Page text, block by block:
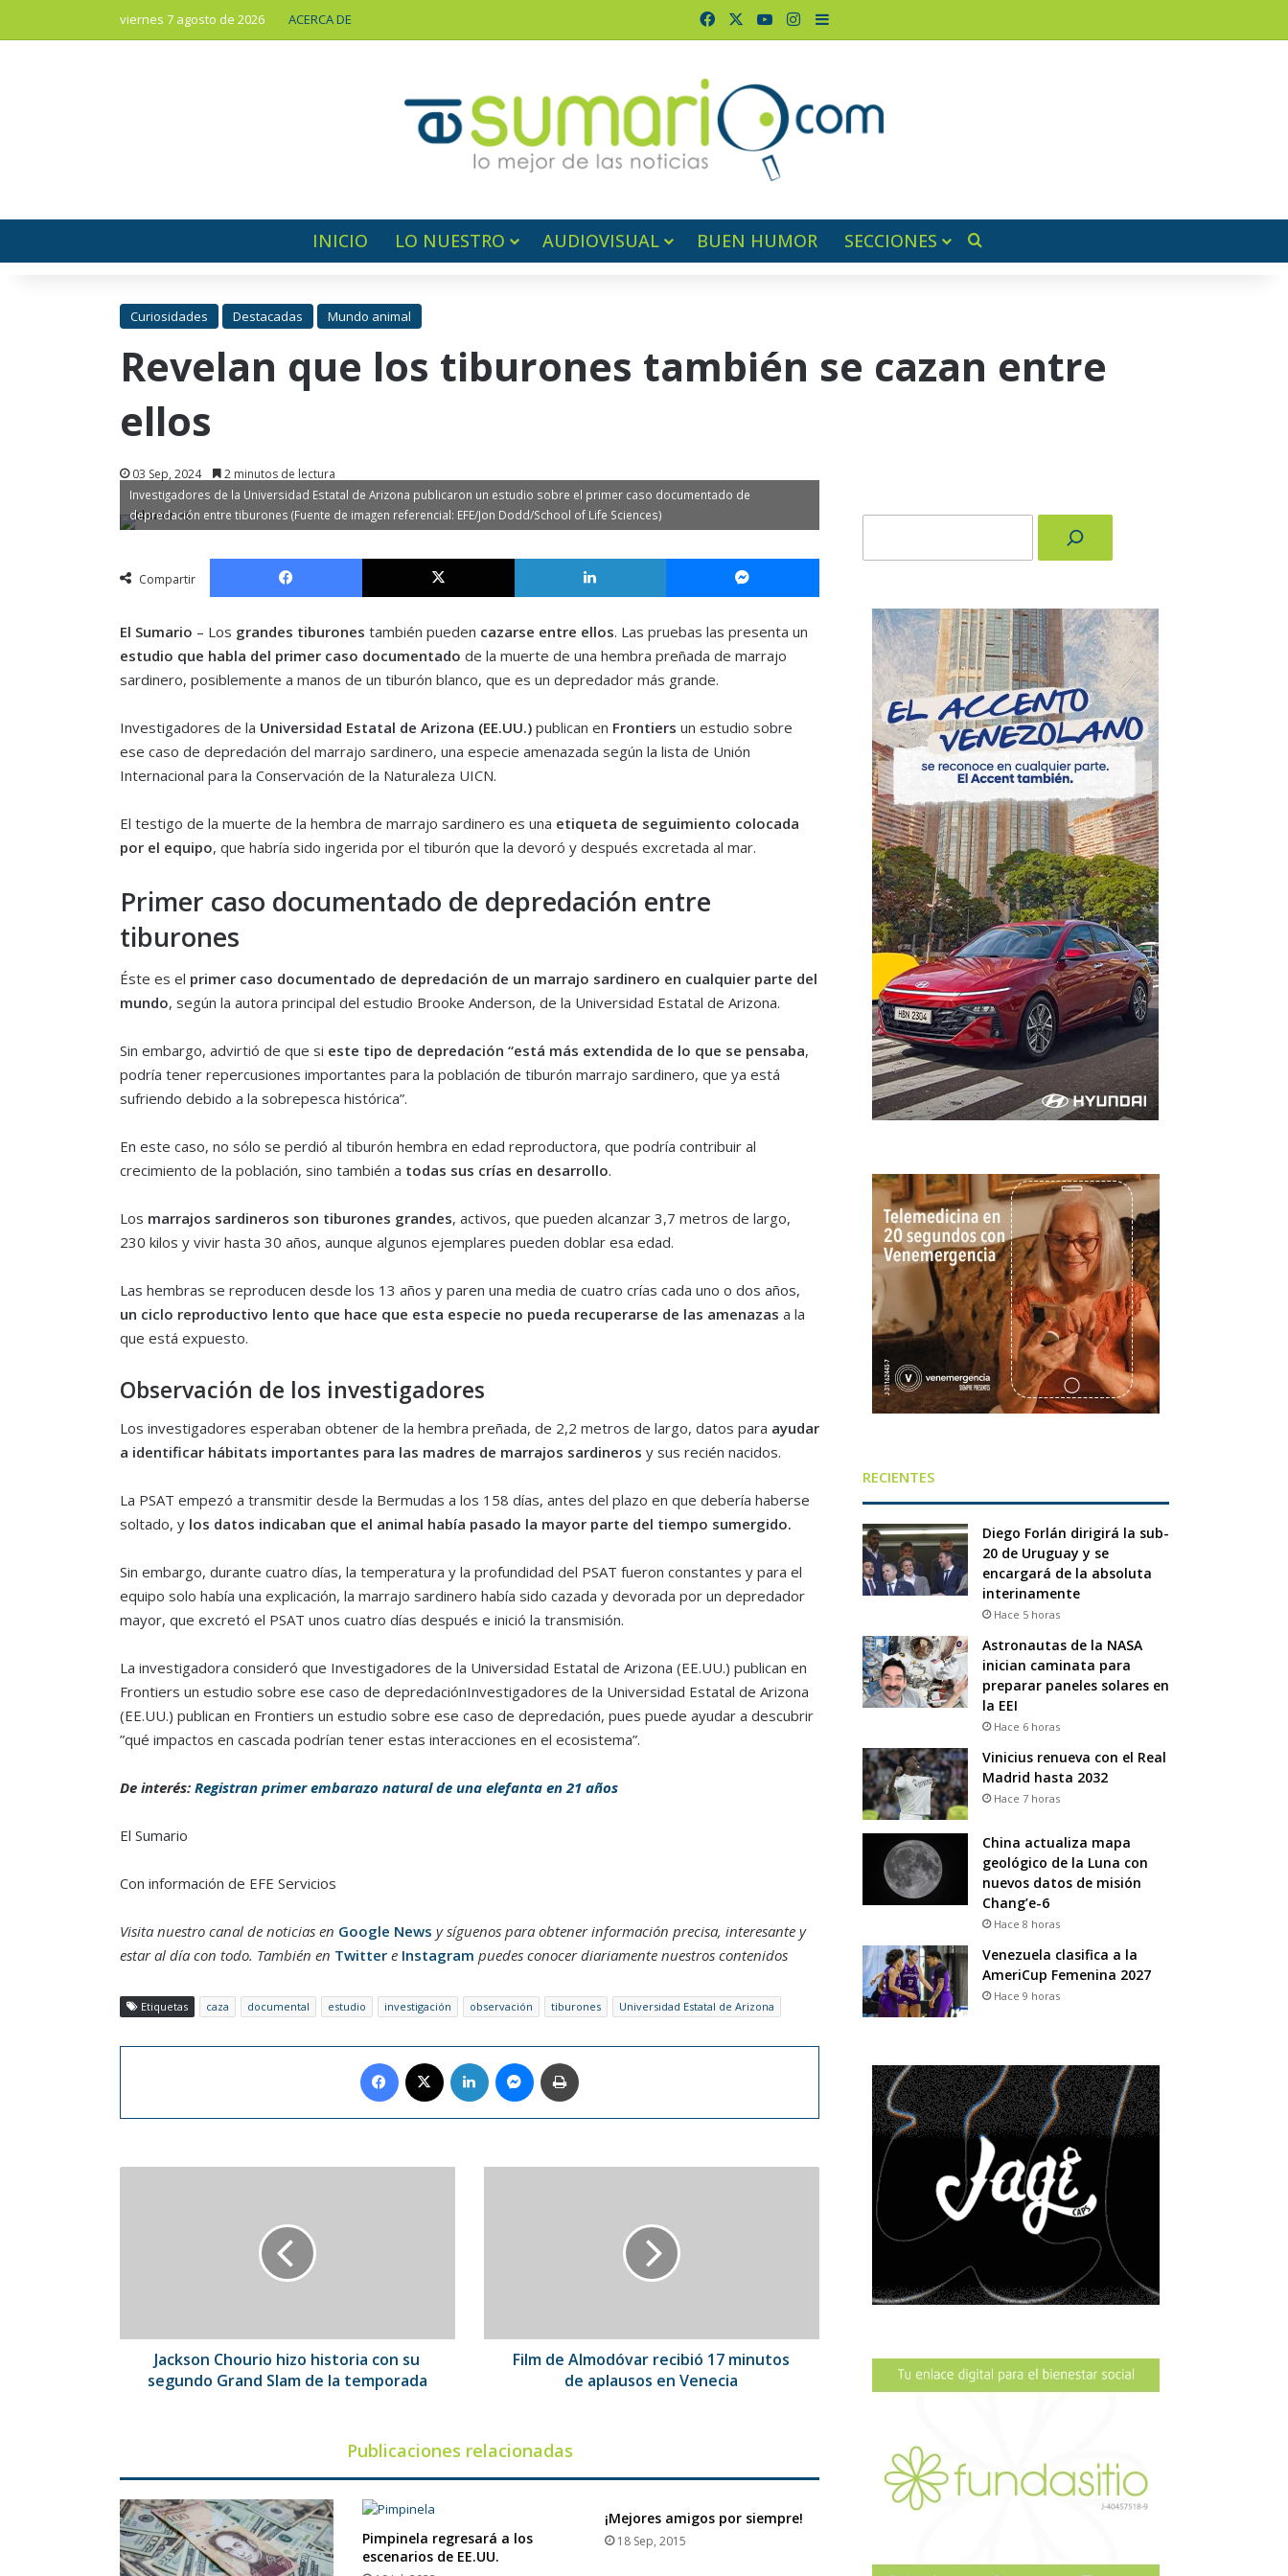
viernes 7 agosto de 2026 ACERCA DE FacebookYouTubeInstagram
Barra lateral
INICIO LO NUESTRO AUDIOVISUAL BUEN HUMOR SECCIONES
Curiosidades Destacadas Mundo animal
Revelan que los tiburones también se cazan entre
ellos
03 Sep, 2024 2 minutos de lectura
Investigadores de la Universidad Estatal de Arizona publicaron un estudio sobre el primer caso documentado de
depredación entre tiburones (Fuente de imagen referencial: EFE/Jon Dodd/School of Life Sciences)
Compartir
Facebook X LinkedIn Messenger
El Sumario – Los grandes tiburones también pueden cazarse entre ellos. Las pruebas las presenta un
estudio que habla del primer caso documentado de la muerte de una hembra preñada de marrajo
sardinero, posiblemente a manos de un tiburón blanco, que es un depredador más grande.
Investigadores de la Universidad Estatal de Arizona (EE.UU.) publican en Frontiers un estudio sobre
ese caso de depredación del marrajo sardinero, una especie amenazada según la lista de Unión
Internacional para la Conservación de la Naturaleza UICN.
El testigo de la muerte de la hembra de marrajo sardinero es una etiqueta de seguimiento colocada
por el equipo, que habría sido ingerida por el tiburón que la devoró y después excretada al mar.
Primer caso documentado de depredación entre
tiburones
Éste es el primer caso documentado de depredación de un marrajo sardinero en cualquier parte del
mundo, según la autora principal del estudio Brooke Anderson, de la Universidad Estatal de Arizona.
Sin embargo, advirtió de que si este tipo de depredación “está más extendida de lo que se pensaba,
podría tener repercusiones importantes para la población de tiburón marrajo sardinero, que ya está
sufriendo debido a la sobrepesca histórica”.
En este caso, no sólo se perdió al tiburón hembra en edad reproductora, que podría contribuir al
crecimiento de la población, sino también a todas sus crías en desarrollo.
Los marrajos sardineros son tiburones grandes, activos, que pueden alcanzar 3,7 metros de largo,
230 kilos y vivir hasta 30 años, aunque algunos ejemplares pueden doblar esa edad.
Las hembras se reproducen desde los 13 años y paren una media de cuatro crías cada uno o dos años,
un ciclo reproductivo lento que hace que esta especie no pueda recuperarse de las amenazas a la
que está expuesto.
Observación de los investigadores
Los investigadores esperaban obtener de la hembra preñada, de 2,2 metros de largo, datos para ayudar
a identificar hábitats importantes para las madres de marrajos sardineros y sus recién nacidos.
La PSAT empezó a transmitir desde la Bermudas a los 158 días, antes del plazo en que debería haberse
soltado, y los datos indicaban que el animal había pasado la mayor parte del tiempo sumergido.
Sin embargo, durante cuatro días, la temperatura y la profundidad del PSAT fueron constantes y para el
equipo solo había una explicación, la marrajo sardinero había sido cazada y devorada por un depredador
mayor, que excretó el PSAT unos cuatro días después e inició la transmisión.
La investigadora consideró que Investigadores de la Universidad Estatal de Arizona (EE.UU.) publican en
Frontiers un estudio sobre ese caso de depredaciónInvestigadores de la Universidad Estatal de Arizona
(EE.UU.) publican en Frontiers un estudio sobre ese caso de depredación, pues puede ayudar a descubrir
”qué impactos en cascada podrían tener estas interacciones en el ecosistema”.
De interés: Registran primer embarazo natural de una elefanta en 21 años
El Sumario
Con información de EFE Servicios
Visita nuestro canal de noticias en Google News y síguenos para obtener información precisa, interesante y
estar al día con todo. También en Twittere Instagram puedes conocer diariamente nuestros contenidos
Etiquetas caza documental estudio investigación observación tiburones Universidad Estatal de Arizona
Facebook LinkedIn Messenger
Slam
Jackson Chourio hizo historia con su
segundo Grand Slam de la temporada
en
VeneciaFilm de Almodóvar recibió 17 minutos
de aplausos en Venecia
Publicaciones relacionadas
Pimpinela regresará a los
escenarios de EE.UU.
¡Mejores amigos por siempre!
18 Sep, 2015
RECIENTES
Diego Forlán dirigirá la sub-
20 de Uruguay y se
encargará de la absoluta
interinamente
Hace 5 horas
Astronautas de la NASA
inician caminata para
preparar paneles solares en
la EEI
Hace 6 horas
Vinicius renueva con el Real
Madrid hasta 2032
Hace 7 horas
China actualiza mapa
geológico de la Luna con
nuevos datos de misión
Chang’e-6
Hace 8 horas
Venezuela clasifica a la
AmeriCup Femenina 2027
Hace 9 horas